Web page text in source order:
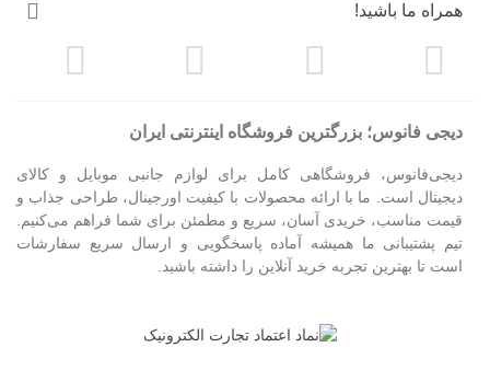
همراه ما باشید!
دیجی فانوس؛ بزرگترین فروشگاه اینترنتی ایران
دیجی‌فانوس، فروشگاهی کامل برای لوازم جانبی موبایل و کالای
دیجیتال است. ما با ارائه محصولات با کیفیت اورجینال، طراحی جذاب و
قیمت مناسب، خریدی آسان، سریع و مطمئن برای شما فراهم می‌کنیم.
تیم پشتیبانی ما همیشه آماده پاسخگویی و ارسال سریع سفارشات
است تا بهترین تجربه خرید آنلاین را داشته باشید.